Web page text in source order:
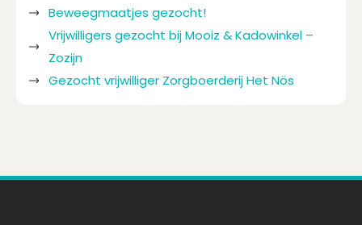
Beweegmaatjes gezocht!
Vrijwilligers gezocht bij Mooiz & Kadowinkel –
Zozijn
Gezocht vrijwilliger Zorgboerderij Het Nös